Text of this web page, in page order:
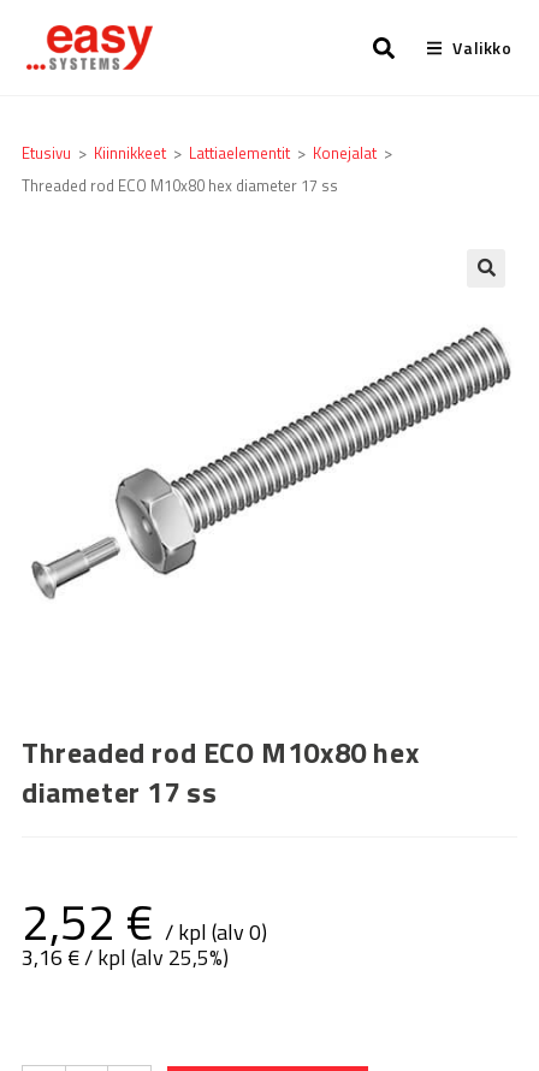
Valikko
Etusivu > Kiinnikkeet > Lattia­elementit > Konejalat >
Threaded rod ECO M10x80 hex diameter 17 ss
Threaded rod ECO M10x80 hex
diameter 17 ss
2,52 € / kpl (alv 0)
3,16 €/ kpl (alv 25,5%)